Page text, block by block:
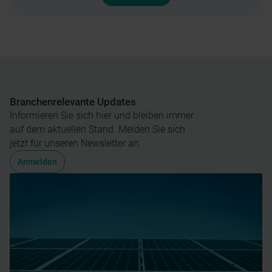
Branchenrelevante Updates
Informieren Sie sich hier und bleiben immer
auf dem aktuellen Stand. Melden Sie sich
jetzt für unseren Newsletter an.
Anmelden